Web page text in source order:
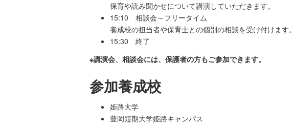
保育や読み聞かせについて講演していただきます。
15:10 相談会～フリータイム
養成校の担当者や保育士との個別の相談を受け付けます。
15:30 終了
※講演会、相談会には、保護者の方もご参加できます。
参加養成校
姫路大学
豊岡短期大学姫路キャンパス